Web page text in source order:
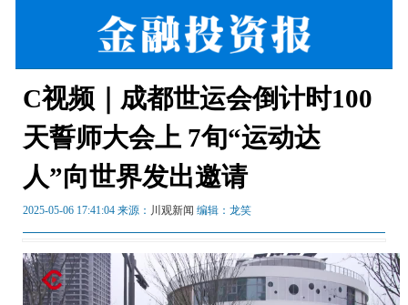
C视频｜成都世运会倒计时100
天誓师大会上 7旬“运动达
人”向世界发出邀请
2025-05-06 17:41:04 来源： 川观新闻 编辑：龙笑